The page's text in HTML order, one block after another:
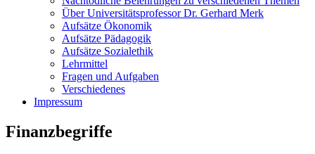
Über Universitätsprofessor Dr. Gerhard Merk
Aufsätze Ökonomik
Aufsätze Pädagogik
Aufsätze Sozialethik
Lehrmittel
Fragen und Aufgaben
Verschiedenes
Impressum
Finanzbegriffe